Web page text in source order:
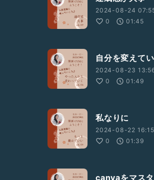
2024-08-24
0
01:45
自分を変えて
2024-08-23
0
01:49
私なりに
2024-08-22
0
01:39
canvaをマスタ